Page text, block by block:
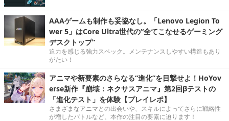
AAAゲームも制作も妥協なし。「Lenovo Legion To
wer 5」はCore Ultra世代の“全てこなせるゲーミング
デスクトップ”
迫力を感じる強力スペック。メンテナンスしやすい構造もあり
がたい！
アニマや新要素のさらなる“進化”を目撃せよ！HoYov
erse新作『崩壊：ネクサスアニマ』第2回βテストの
「進化テスト」を体験【プレイレポ】
さまざまなアニマとの出会いや、スキルによってさらに戦略性
が増したバトルなど、本作の注目の要素に迫ります！